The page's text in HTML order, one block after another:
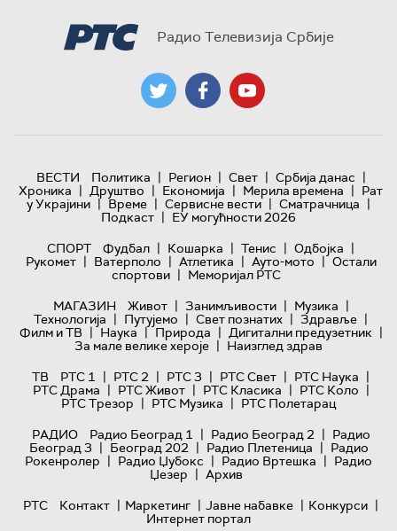
Радио Телевизија Србије
ВЕСТИ Политика | Регион | Свет | Србија данас |
Хроника | Друштво | Економија | Мерила времена | Рат
у Украјини | Време | Сервисне вести | Сматрачница |
Подкаст | ЕУ могућности 2026
СПОРТ
Фудбал | Кошарка | Тенис | Одбојка |
Рукомет | Ватерполо | Атлетика | Ауто-мото | Остали
спортови | Меморијал РТС
МАГАЗИН
Живот | Занимљивости | Музика |
Технологијa | Путујемо | Свет познатих | Здравље |
Филм и ТВ | Наука | Природа | Дигитални предузетник |
За мале велике хероје | Наизглед здрав
ТВ
РТС 1 | РТС 2 | РТС 3 | РТС Свет | РТС Наука |
РТС Драма | РТС Живот | РТС Класика | РТС Коло |
РТС Трезор | РТС Музика | РТС Полетарац
РАДИО
Радио Београд 1 | Радио Београд 2 | Радио
Београд 3 | Београд 202 | Радио Плетеница | Радио
Рокенролер | Радио Џубокс | Радио Вртешка | Радио
Џезер | Архив
РТС
Контакт | Маркетинг | Јавне набавке | Конкурси |
Интернет портал